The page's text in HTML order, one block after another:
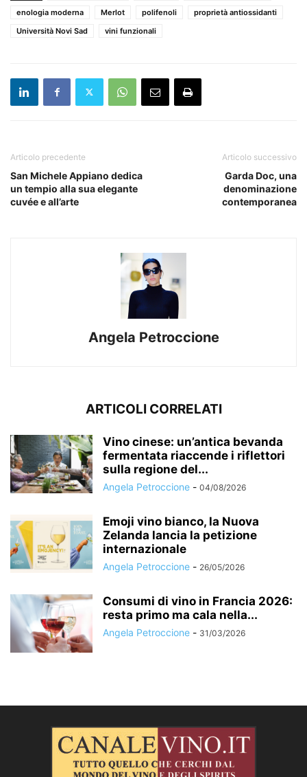
enologia moderna
Merlot polifenoli
proprietà antiossidanti
Università Novi Sad
vini funzionali
Articolo precedente
San Michele Appiano dedica
un tempio alla sua elegante
cuvée e all’arte
Articolo successivo
Garda Doc, una
denominazione
contemporanea
Angela Petroccione
ARTICOLI CORRELATI
Vino cinese: un’antica bevanda
fermentata riaccende i riflettori
sulla regione del...
Angela Petroccione - 04/08/2026
Emoji vino bianco, la Nuova
Zelanda lancia la petizione
internazionale
Angela Petroccione - 26/05/2026
Consumi di vino in Francia 2026:
resta primo ma cala nella...
Angela Petroccione - 31/03/2026